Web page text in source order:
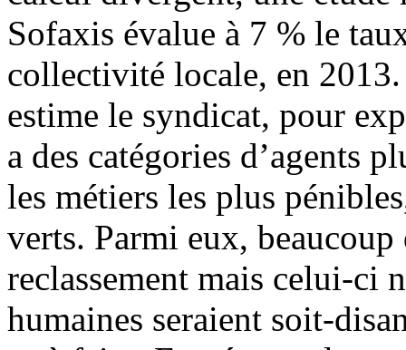
Sofaxis évalue à 7 % le
collectivité locale, en
estime le syndicat, pour
a des catégories d’agents
les métiers les plus
verts. Parmi eux,
reclassement mais celui-ci
humaines seraient soit-